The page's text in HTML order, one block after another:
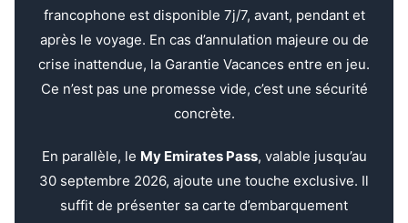
francophone est disponible 7j/7, avant, pendant et
après le voyage. En cas d’annulation majeure ou de
crise inattendue, la Garantie Vacances entre en jeu.
Ce n’est pas une promesse vide, c’est une sécurité
concrète.
En parallèle, le My Emirates Pass, valable jusqu’au
30 septembre 2026, ajoute une touche exclusive. Il
suffit de présenter sa carte d’embarquement